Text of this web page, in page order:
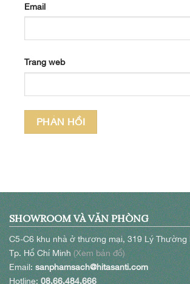
Email
Trang web
SHOWROOM VÀ VĂN PHÒNG
C5-C6 khu nhà ở thương mại, 319 Lý Thường
Tp. Hồ Chí Minh(Xem bản đồ)
Email:sanphamsach@hitasanti.com
Hotline:08.66.484.666